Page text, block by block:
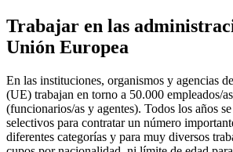
Trabajar en las
Unión Europea
En las instituciones, organismos y agencias
(UE) trabajan en torno a 50.000 empleados/
(funcionarios/as y agentes). Todos los años
selectivos para contratar un número
diferentes categorías y para muy diversos